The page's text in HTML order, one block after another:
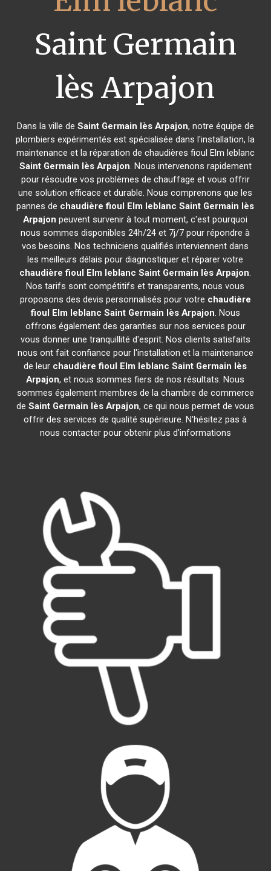
Saint Germain
lès Arpajon
Dans la ville de Saint Germain lès Arpajon, notre équipe de
plombiers expérimentés est spécialisée dans l'installation, la
maintenance et la réparation de chaudières fioul Elm leblanc
Saint Germain lès Arpajon. Nous intervenons rapidement
pour résoudre vos problèmes de chauffage et vous offrir
une solution efficace et durable. Nous comprenons que les
pannes de chaudière fioul Elm leblanc Saint Germain lès
Arpajon peuvent survenir à tout moment, c'est pourquoi
nous sommes disponibles 24h/24 et 7j/7 pour répondre à
vos besoins. Nos techniciens qualifiés interviennent dans
les meilleurs délais pour diagnostiquer et réparer votre
chaudière fioul Elm leblanc Saint Germain lès Arpajon.
Nos tarifs sont compétitifs et transparents, nous vous
proposons des devis personnalisés pour votre chaudière
fioul Elm leblanc Saint Germain lès Arpajon. Nous
offrons également des garanties sur nos services pour
vous donner une tranquillité d'esprit. Nos clients satisfaits
nous ont fait confiance pour l'installation et la maintenance
de leur chaudière fioul Elm leblanc Saint Germain lès
Arpajon, et nous sommes fiers de nos résultats. Nous
sommes également membres de la chambre de commerce
deSaint Germain lès Arpajon, ce qui nous permet de vous
offrir des services de qualité supérieure. N'hésitez pas à
nous contacter pour obtenir plus d'informations